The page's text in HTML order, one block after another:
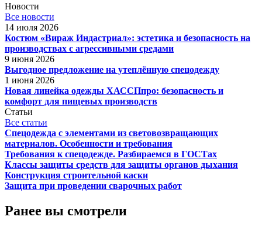
Новости
Все новости
14 июля 2026
Костюм «Вираж Индастриал»: эстетика и безопасность на
производствах с агрессивными средами
9 июня 2026
Выгодное предложение на утеплённую спецодежду
1 июня 2026
Новая линейка одежды ХАССПпро: безопасность и
комфорт для пищевых производств
Статьи
Все статьи
Спецодежда с элементами из световозвращающих
материалов. Особенности и требования
Требования к спецодежде. Разбираемся в ГОСТах
Классы защиты средств для защиты органов дыхания
Конструкция строительной каски
Защита при проведении сварочных работ
Ранее вы смотрели